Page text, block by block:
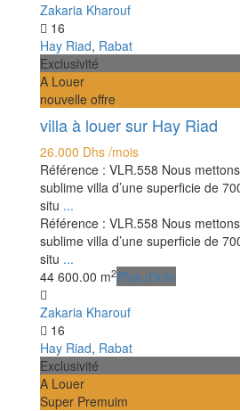
Zakaria Kharouf
16
Hay Riad, Rabat
Exclusivité
A Louer
nouvelle offre
villa à louer sur Hay Riad
26.000 Dhs /mois
Référence : VLR.558 Nous
sublime villa d’une superficie de
situ ...
Référence : VLR.558 Nous
sublime villa d’une superficie de
situ ...
44 600.00 m2Plus d'info
Zakaria Kharouf
16
Hay Riad, Rabat
Exclusivité
A Louer
Super Premuim